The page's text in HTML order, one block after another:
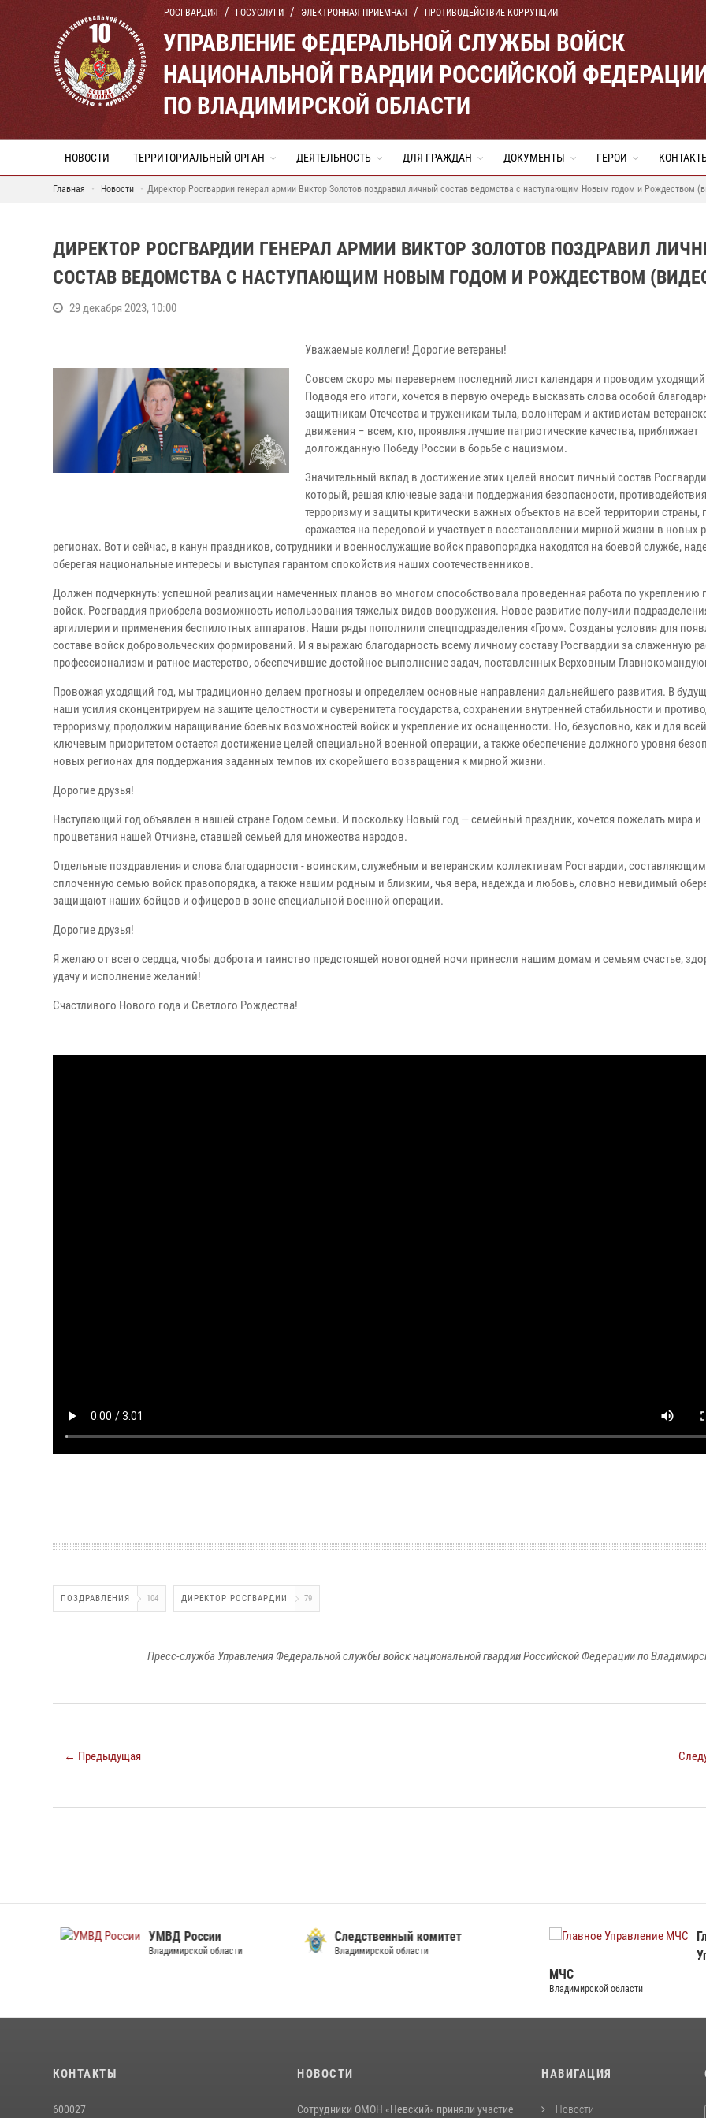
РОСГВАРДИЯ ГОСУСЛУГИ ЭЛЕКТРОННАЯ ПРИЕМНАЯ ПРОТИВОДЕЙСТВИЕ КОРРУПЦИИ
УПРАВЛЕНИЕ ФЕДЕРАЛЬНОЙ СЛУЖБЫ ВОЙСК
НАЦИОНАЛЬНОЙ ГВАРДИИ РОССИЙСКОЙ
ПО ВЛАДИМИРСКОЙ ОБЛАСТИ
НОВОСТИ ТЕРРИТОРИАЛЬНЫЙ ОРГАН ДЕЯТЕЛЬНОСТЬ ДЛЯ ГРАЖДАН ДОКУМЕНТЫ ГЕРОИ
Главная Новости Директор Росгвардии генерал армии Виктор Золотов поздравил личный состав ведомства с наступающим Новым годом и Рождеством
ДИРЕКТОР РОСГВАРДИИ ГЕНЕРАЛ АРМИИ ВИКТОР ЗОЛОТОВ ПОЗДРАВИЛ
СОСТАВ ВЕДОМСТВА С НАСТУПАЮЩИМ НОВЫМ ГОДОМ И РОЖДЕСТВОМ
29 декабря 2023, 10:00
Уважаемые коллеги! Дорогие ветераны!
Совсем скоро мы перевернем последний лист календаря и проводим уходящий
Подводя его итоги, хочется в первую очередь высказать слова особой
защитникам Отечества и труженикам тыла, волонтерам и активистам
движения – всем, кто, проявляя лучшие патриотические качества, приближает
долгожданную Победу России в борьбе с нацизмом.
Значительный вклад в достижение этих целей вносит личный состав
который, решая ключевые задачи поддержания безопасности, противодействия
терроризму и защиты критически важных объектов на всей территории страны,
сражается на передовой и участвует в восстановлении мирной жизни в новых
регионах. Вот и сейчас, в канун праздников, сотрудники и военнослужащие войск правопорядка находятся на боевой службе,
оберегая национальные интересы и выступая гарантом спокойствия наших соотечественников.
Должен подчеркнуть: успешной реализации намеченных планов во многом способствовала проведенная работа по укреплению
войск. Росгвардия приобрела возможность использования тяжелых видов вооружения. Новое развитие получили
артиллерии и применения беспилотных аппаратов. Наши ряды пополнили спецподразделения «Гром». Созданы условия для
составе войск добровольческих формирований. И я выражаю благодарность всему личному составу Росгвардии за слаженную
профессионализм и ратное мастерство, обеспечившие достойное выполнение задач, поставленных Верховным
Провожая уходящий год, мы традиционно делаем прогнозы и определяем основные направления дальнейшего развития. В
наши усилия сконцентрируем на защите целостности и суверенитета государства, сохранении внутренней стабильности и
терроризму, продолжим наращивание боевых возможностей войск и укрепление их оснащенности. Но, безусловно, как и для
ключевым приоритетом остается достижение целей специальной военной операции, а также обеспечение должного уровня
новых регионах для поддержания заданных темпов их скорейшего возвращения к мирной жизни.
Дорогие друзья!
Наступающий год объявлен в нашей стране Годом семьи. И поскольку Новый год — семейный праздник, хочется пожелать мира и
процветания нашей Отчизне, ставшей семьей для множества народов.
Отдельные поздравления и слова благодарности - воинским, служебным и ветеранским коллективам Росгвардии, составляющим
сплоченную семью войск правопорядка, а также нашим родным и близким, чья вера, надежда и любовь, словно невидимый
защищают наших бойцов и офицеров в зоне специальной военной операции.
Дорогие друзья!
Я желаю от всего сердца, чтобы доброта и таинство предстоящей новогодней ночи принесли нашим домам и семьям счастье,
удачу и исполнение желаний!
Счастливого Нового года и Светлого Рождества!
ПОЗДРАВЛЕНИЯ 104 ДИРЕКТОР РОСГВАРДИИ 79
Пресс-служба Управления Федеральной службы войск национальной гвардии Российской Федерации по
← Предыдущая
УМВД России
Владимирской области
Следственный комитет
Владимирской области
МЧС
Владимирской области
КОНТАКТЫ
600027
НОВОСТИ
Сотрудники ОМОН «Невский» приняли участие
НАВИГАЦИЯ
Новости